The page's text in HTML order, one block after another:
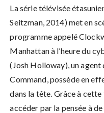
La série télévisée
Seitzman, 2014) met en
programme appelé
Manhattan à l’heure du
(Josh Holloway), un
Command, possède en
dans la tête. Grâce à
accéder par la pensée à